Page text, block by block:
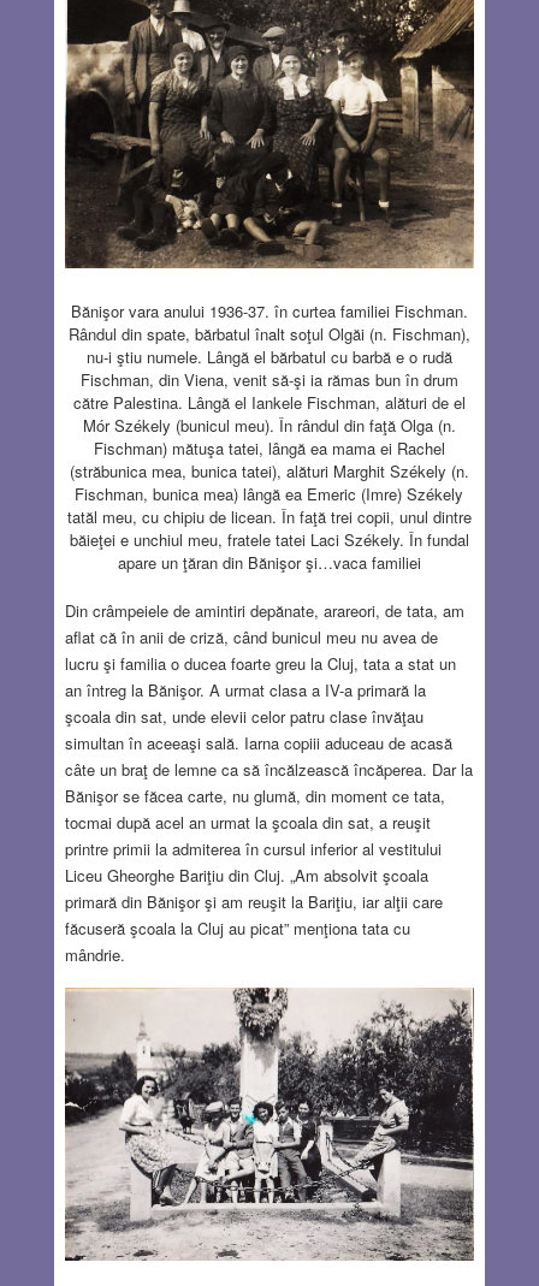
Bănişor vara anului 1936-37. în curtea familiei Fischman.
Rândul din spate, bărbatul înalt soţul Olgăi (n. Fischman),
nu-i ştiu numele. Lângă el bărbatul cu barbă e o rudă
Fischman, din Viena, venit să-şi ia rămas bun în drum
către Palestina. Lângă el Iankele Fischman, alături de el
Mór Székely (bunicul meu). În rândul din faţă Olga (n.
Fischman) mătuşa tatei, lângă ea mama ei Rachel
(străbunica mea, bunica tatei), alături Marghit Székely (n.
Fischman, bunica mea) lângă ea Emeric (Imre) Székely
tatăl meu, cu chipiu de licean. În faţă trei copii, unul dintre
băieţei e unchiul meu, fratele tatei Laci Székely. În fundal
apare un ţăran din Bănişor şi…vaca familiei
Din crâmpeiele de amintiri depănate, arareori, de tata, am
aflat că în anii de criză, când bunicul meu nu avea de
lucru şi familia o ducea foarte greu la Cluj, tata a stat un
an întreg la Bănişor. A urmat clasa a IV-a primară la
şcoala din sat, unde elevii celor patru clase învăţau
simultan în aceeaşi sală. Iarna copiii aduceau de acasă
câte un braţ de lemne ca să încălzească încăperea. Dar la
Bănişor se făcea carte, nu glumă, din moment ce tata,
tocmai după acel an urmat la şcoala din sat, a reuşit
printre primii la admiterea în cursul inferior al vestitului
Liceu Gheorghe Bariţiu din Cluj. „Am absolvit şcoala
primară din Bănişor şi am reuşit la Bariţiu, iar alţii care
făcuseră şcoala la Cluj au picat” menţiona tata cu
mândrie.